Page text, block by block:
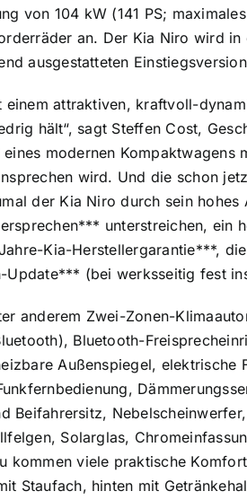
von 104 kW (141 PS;
an. Der Kia Niro wird in
ausgestatteten Einstiegsversion
attraktiven, kraftvoll-
hält“, sagt Steffen Cost,
modernen Kompaktwagens
wird. Und die schon
der Kia Niro durch sein hohes
unterstreichen, ein
Kia-Herstellergarantie***,
(bei werksseitig fest
anderem Zwei-Zonen-
Bluetooth-
Außenspiegel, elektrische
Beifahrersitz,
Solarglas,
viele praktische
Staufach, hinten mit